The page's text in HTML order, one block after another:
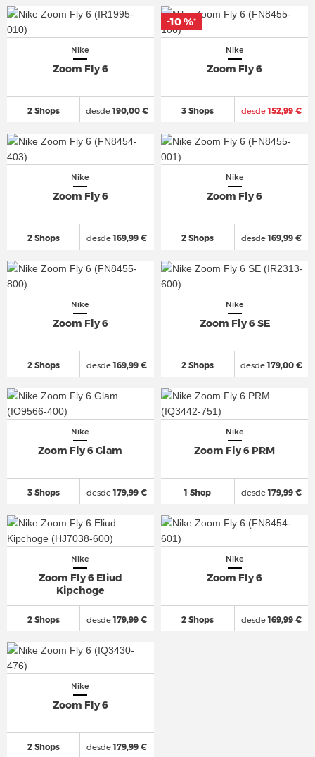
Nike
Zoom Fly 6
2 Shops desde190,00 €
Nike
Zoom Fly 6
3 Shops desde152,99 €
-10 %*
Nike
Zoom Fly 6
2 Shops desde169,99 €
Nike
Zoom Fly 6
2 Shops desde169,99 €
Nike
Zoom Fly 6
2 Shops desde169,99 €
Nike
Zoom Fly 6 SE
2 Shops desde179,00 €
Nike
Zoom Fly 6 Glam
3 Shops desde179,99 €
Nike
Zoom Fly 6 PRM
1 Shop desde179,99 €
Nike
Zoom Fly 6 Eliud
Kipchoge
2 Shops desde179,99 €
Nike
Zoom Fly 6
2 Shops desde169,99 €
Nike
Zoom Fly 6
2 Shops desde179,99 €